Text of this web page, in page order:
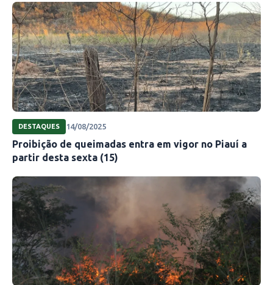
DESTAQUES 14/08/2025
Proibição de queimadas entra em vigor no Piauí a
partir desta sexta (15)